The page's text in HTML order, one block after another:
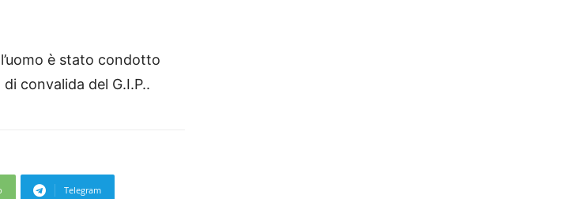
è stato condotto
convalida del G.I.P..
Telegram